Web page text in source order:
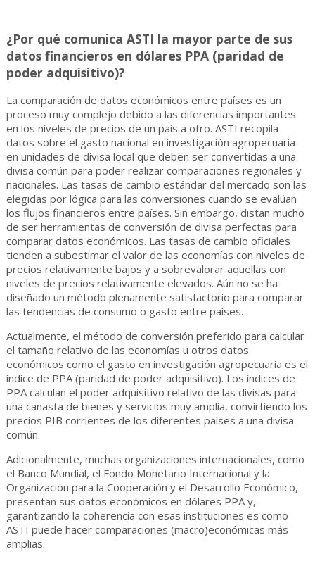
¿Por qué comunica ASTI la mayor parte de sus
datos financieros en dólares PPA (paridad de
poder adquisitivo)?
La comparación de datos económicos entre países es un
proceso muy complejo debido a las diferencias importantes
en los niveles de precios de un país a otro. ASTI recopila
datos sobre el gasto nacional en investigación agropecuaria
en unidades de divisa local que deben ser convertidas a una
divisa común para poder realizar comparaciones regionales y
nacionales. Las tasas de cambio estándar del mercado son las
elegidas por lógica para las conversiones cuando se evalúan
los flujos financieros entre países. Sin embargo, distan mucho
de ser herramientas de conversión de divisa perfectas para
comparar datos económicos. Las tasas de cambio oficiales
tienden a subestimar el valor de las economías con niveles de
precios relativamente bajos y a sobrevalorar aquellas con
niveles de precios relativamente elevados. Aún no se ha
diseñado un método plenamente satisfactorio para comparar
las tendencias de consumo o gasto entre países.
Actualmente, el método de conversión preferido para calcular
el tamaño relativo de las economías u otros datos
económicos como el gasto en investigación agropecuaria es el
índice de PPA (paridad de poder adquisitivo). Los índices de
PPA calculan el poder adquisitivo relativo de las divisas para
una canasta de bienes y servicios muy amplia, convirtiendo los
precios PIB corrientes de los diferentes países a una divisa
común.
Adicionalmente, muchas organizaciones internacionales, como
el Banco Mundial, el Fondo Monetario Internacional y la
Organización para la Cooperación y el Desarrollo Económico,
presentan sus datos económicos en dólares PPA y,
garantizando la coherencia con esas instituciones es como
ASTI puede hacer comparaciones (macro)económicas más
amplias.